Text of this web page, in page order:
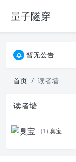
量子隧穿
暂无公告
暂无公告
首页 读者墙
读者墙
+(1) 臭宝